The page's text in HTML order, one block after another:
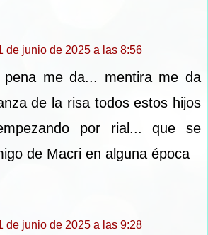
de junio de 2025 a las 8:56
pena me da... mentira me da
de la risa todos estos hijos
por rial... que se
de Macri en alguna época
de junio de 2025 a las 9:28